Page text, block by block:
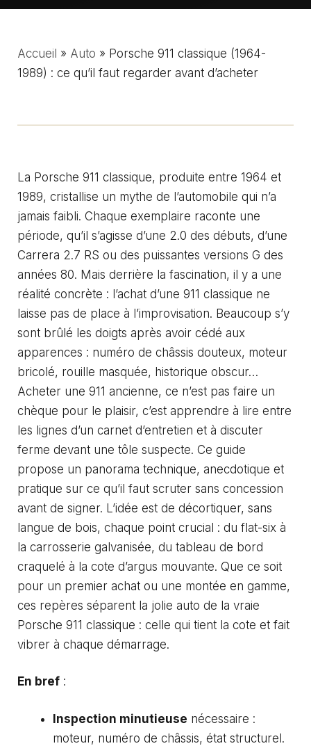
Accueil » Auto » Porsche 911 classique (1964-
1989) : ce qu’il faut regarder avant d’acheter
La Porsche 911 classique, produite entre 1964 et
1989, cristallise un mythe de l’automobile qui n’a
jamais faibli. Chaque exemplaire raconte une
période, qu’il s’agisse d’une 2.0 des débuts, d’une
Carrera 2.7 RS ou des puissantes versions G des
années 80. Mais derrière la fascination, il y a une
réalité concrète : l’achat d’une 911 classique ne
laisse pas de place à l’improvisation. Beaucoup s’y
sont brûlé les doigts après avoir cédé aux
apparences : numéro de châssis douteux, moteur
bricolé, rouille masquée, historique obscur…
Acheter une 911 ancienne, ce n’est pas faire un
chèque pour le plaisir, c’est apprendre à lire entre
les lignes d’un carnet d’entretien et à discuter
ferme devant une tôle suspecte. Ce guide
propose un panorama technique, anecdotique et
pratique sur ce qu’il faut scruter sans concession
avant de signer. L’idée est de décortiquer, sans
langue de bois, chaque point crucial : du flat-six à
la carrosserie galvanisée, du tableau de bord
craquelé à la cote d’argus mouvante. Que ce soit
pour un premier achat ou une montée en gamme,
ces repères séparent la jolie auto de la vraie
Porsche 911 classique : celle qui tient la cote et fait
vibrer à chaque démarrage.
En bref :
Inspection minutieuse nécessaire :
moteur, numéro de châssis, état structurel.